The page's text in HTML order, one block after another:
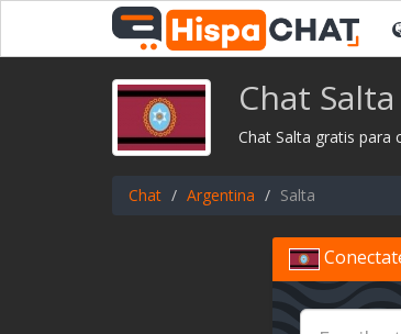
Chat
Chat Salta gratis para
Chat Argentina Salta